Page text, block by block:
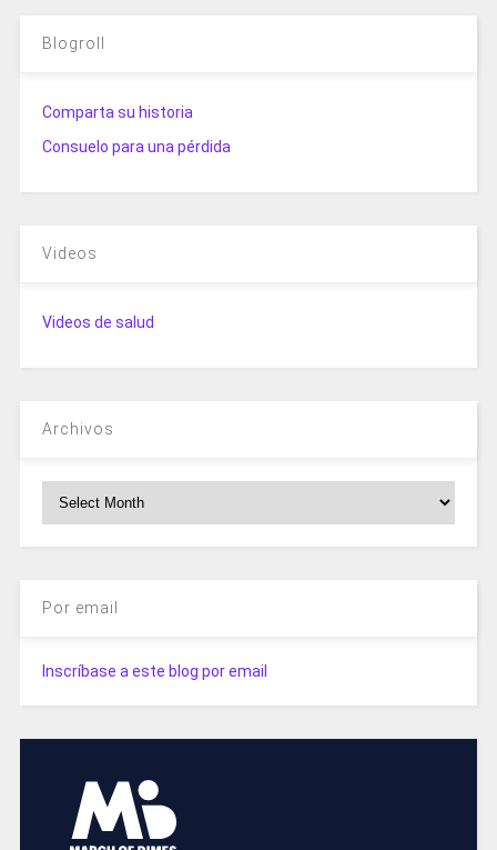
Blogroll
Comparta su historia
Consuelo para una pérdida
Videos
Videos de salud
Archivos
Por email
Inscríbase a este blog por email